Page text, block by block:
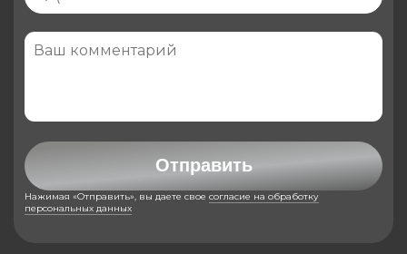
Отправить
Нажимая «Отправить», вы даете свое согласие на обработку
персональных данных